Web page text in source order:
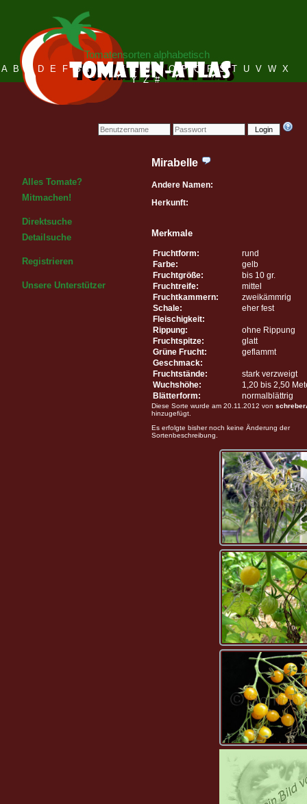
Login
Tomatensorten alphabetisch
A B C D E F G H I J K L M N O P Q R S T U V W X
Y Z #
Alles Tomate?
Mitmachen!
Direktsuche
Detailsuche
Registrieren
Unsere Unterstützer
Mirabelle
Andere Namen:
Herkunft:
Merkmale
Fruchtform:
rund
Farbe:
gelb
Fruchtgröße:
bis 10 gr.
Fruchtreife:
mittel
Fruchtkammern:
zweikämmrig
Schale:
eher fest
Fleischigkeit:
Rippung:
ohne Rippung
Fruchtspitze:
glatt
Grüne Frucht:
geflammt
Geschmack:
Fruchtstände:
stark verzweigt
Wuchshöhe:
1,20 bis 2,50
Blätterform:
normalblättrig
Diese Sorte wurde am 20.11.2012 von
hinzugefügt.
Es erfolgte bisher noch keine Änderung der
Sortenbeschreibung.